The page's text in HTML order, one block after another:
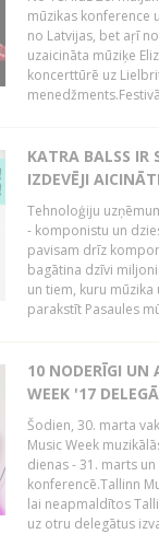
mūzikas konference
no Latvijas, bet aŗī
uzaicināta mūziķe
koncerttūrē uz
KATRA BALSS IR
IZDEVĒJI
Tehnoloģiju
- komponistu un
pavisam drīz
bagātina dzīvi
un tiem, kuru
parakstīt Pasaules
10 NODERĪGI UN
WEEK '17
Šodien, 30. marta
Music Week
dienas - 31. marts
konferencē.Tallinn
lai neapmaldītos
uz otru delegātus